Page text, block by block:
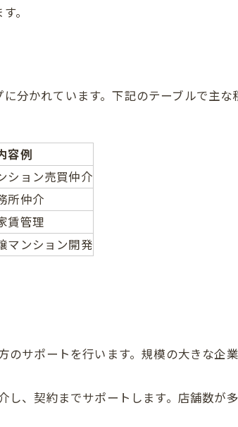
。
分かれています。下記のテーブルで主な
容例
ション売買仲介
所仲介
賃管理
マンション開発
のサポートを行います。規模の大きな企
し、契約までサポートします。店舗数が